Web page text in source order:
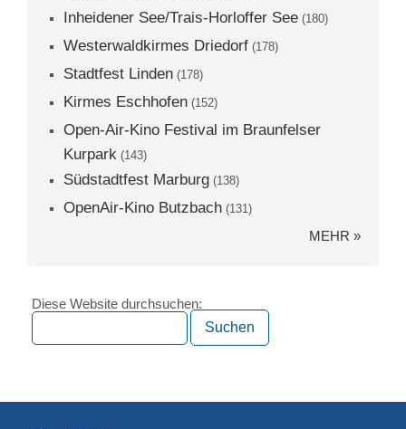
Inheidener See/Trais-Horloffer See (180)
Westerwaldkirmes Driedorf (178)
Stadtfest Linden (178)
Kirmes Eschhofen (152)
Open-Air-Kino Festival im Braunfelser
Kurpark (143)
Südstadtfest Marburg (138)
OpenAir-Kino Butzbach (131)
MEHR »
Diese Website durchsuchen: